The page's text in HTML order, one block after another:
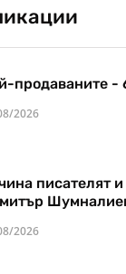
продаваните -
2026
писателят
2026